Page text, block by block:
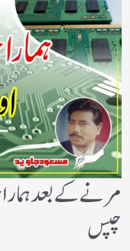
مرنے کے بعد
چپس